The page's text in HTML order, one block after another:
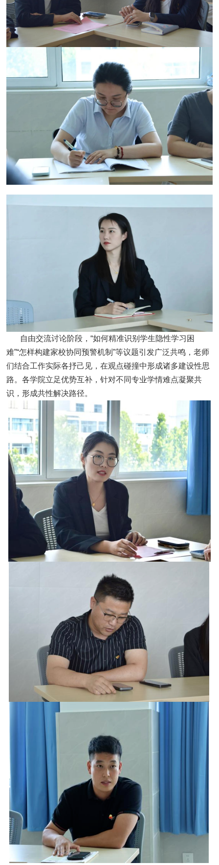
自由交流讨论阶段，“如何精准识别学生隐性学习困
难”“怎样构建家校协同预警机制”等议题引发广泛共鸣，老师
们结合工作实际各抒己见，在观点碰撞中形成诸多建设性思
路。各学院立足优势互补，针对不同专业学情难点凝聚共
识，形成共性解决路径。